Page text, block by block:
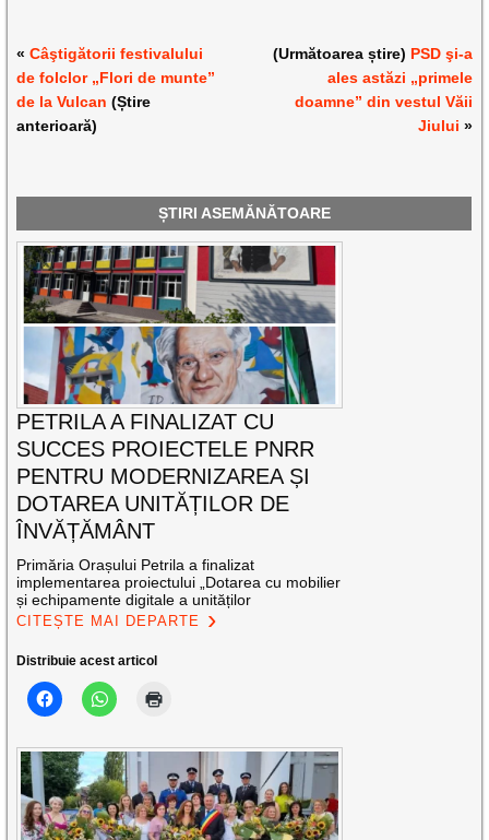
«Câştigătorii festivalului
de folclor „Flori de munte”
de la Vulcan (Știre
anterioară)
(Următoarea știre) PSD şi-a
ales astăzi „primele
doamne” din vestul Văii
Jiului »
ȘTIRI ASEMĂNĂTOARE
PETRILA A FINALIZAT CU
SUCCES PROIECTELE PNRR
PENTRU MODERNIZAREA ȘI
DOTAREA UNITĂȚILOR DE
ÎNVĂȚĂMÂNT
Primăria Orașului Petrila a finalizat
implementarea proiectului „Dotarea cu mobilier
și echipamente digitale a unităților
CITEȘTE MAI DEPARTE
Distribuie acest articol